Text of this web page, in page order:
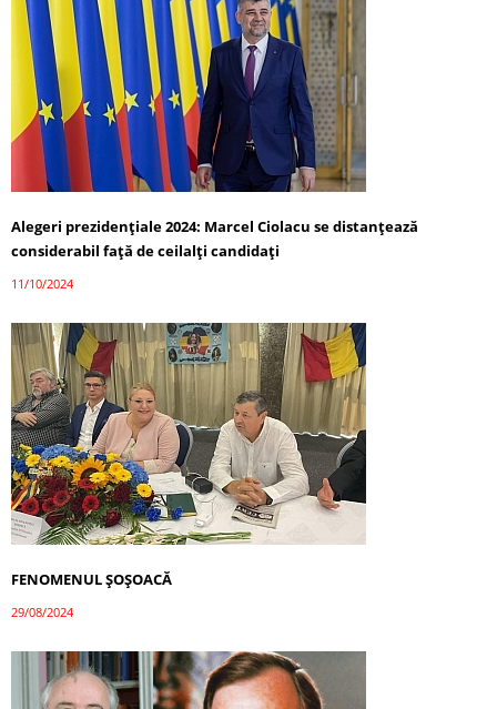
Alegeri prezidențiale 2024: Marcel Ciolacu se distanțează
considerabil față de ceilalți candidați
11/10/2024
FENOMENUL ȘOȘOACĂ
29/08/2024